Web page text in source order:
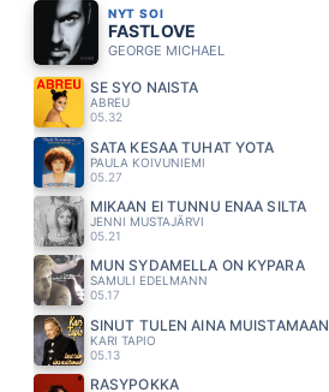
NYT SOI
FASTLOVE
GEORGE MICHAEL
SE SYÖ NAISTA
ABREU
05.32
SATA KESÄÄ TUHAT YÖTÄ
PAULA KOIVUNIEMI
05.27
MIKÄÄN EI TUNNU ENÄÄ SILTÄ
JENNI MUSTAJÄRVI
05.21
MUN SYDAMELLA ON KYPARA
SAMULI EDELMANN
05.17
SINUT TULEN AINA MUISTAMAAN
KARI TAPIO
05.13
RÄSYPOKKA